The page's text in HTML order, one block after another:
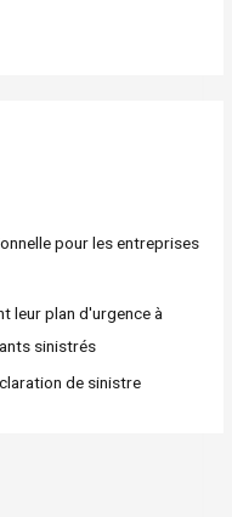
pour les entreprises
leur plan d'urgence à
sinistrés
de sinistre